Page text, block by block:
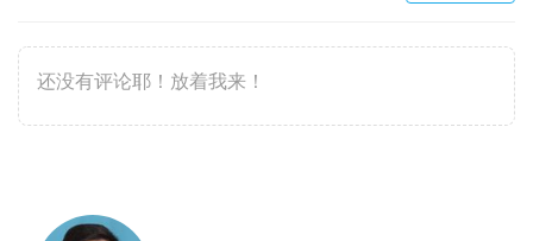
还没有评论耶！放着我来！